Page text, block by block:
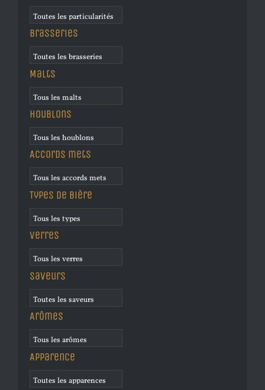
Brasseries
Malts
Houblons
Accords mets
Types de bière
Verres
Saveurs
Arômes
Apparence